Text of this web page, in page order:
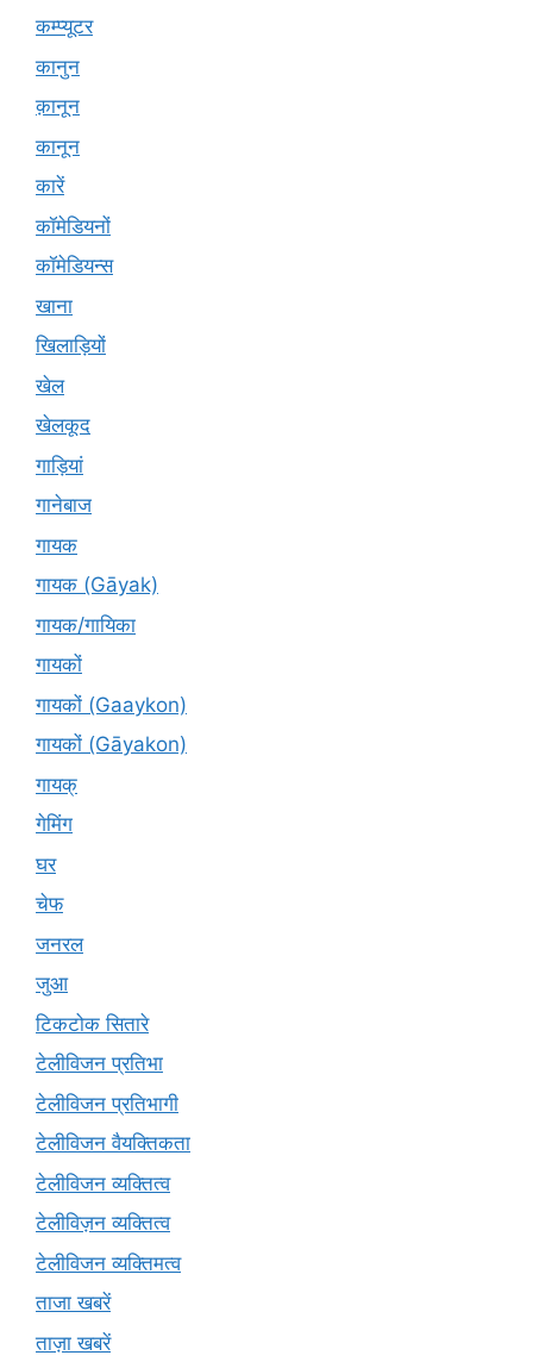
कम्प्यूटर
कानुन
क़ानून
कानून
कारें
कॉमेडियनों
कॉमेडियन्स
खाना
खिलाड़ियों
खेल
खेलकूद
गाड़ियां
गानेबाज
गायक
गायक (Gāyak)
गायक/गायिका
गायकों
गायकों (Gaaykon)
गायकों (Gāyakon)
गायक्
गेमिंग
घर
चेफ
जनरल
जुआ
टिकटोक सितारे
टेलीविजन प्रतिभा
टेलीविजन प्रतिभागी
टेलीविजन वैयक्तिकता
टेलीविजन व्यक्तित्व
टेलीविज़न व्यक्तित्व
टेलीविजन व्यक्तिमत्व
ताजा खबरें
ताज़ा खबरें